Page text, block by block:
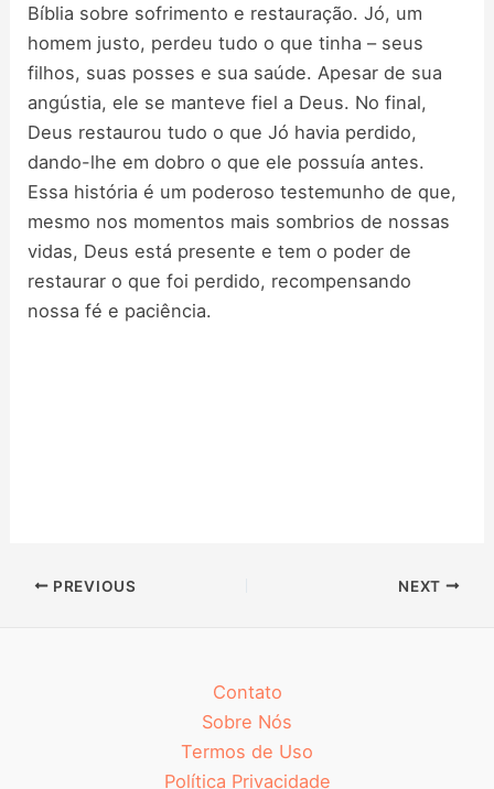
Bíblia sobre sofrimento e restauração. Jó, um
homem justo, perdeu tudo o que tinha – seus
filhos, suas posses e sua saúde. Apesar de sua
angústia, ele se manteve fiel a Deus. No final,
Deus restaurou tudo o que Jó havia perdido,
dando-lhe em dobro o que ele possuía antes.
Essa história é um poderoso testemunho de que,
mesmo nos momentos mais sombrios de nossas
vidas, Deus está presente e tem o poder de
restaurar o que foi perdido, recompensando
nossa fé e paciência.
PREVIOUS NEXT
Contato
Sobre Nós
Termos de Uso
Política Privacidade